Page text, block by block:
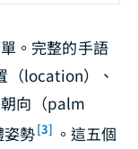
。完整的手語
（location）、
向（palm
勢[3] 。這五個